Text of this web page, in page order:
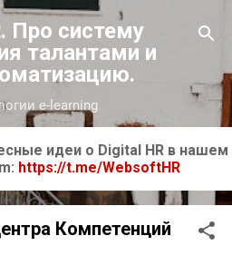
контенту
Про систему
талантами и
e-learning
идеи о Digital HR в нашем
https://t.me/WebsoftHR
Компетенций